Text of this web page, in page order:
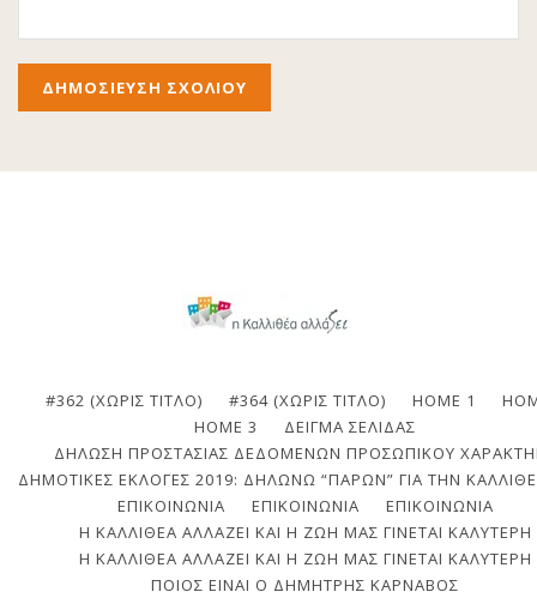
#362 (ΧΩΡΊΣ ΤΊΤΛΟ) #364 (ΧΩΡΊΣ ΤΊΤΛΟ) HOME 1
HOME 3
ΔΕΊΓΜΑ ΣΕΛΊΔΑΣ
ΔΉΛΩΣΗ ΠΡΟΣΤΑΣΊΑΣ ΔΕΔΟΜΈΝΩΝ ΠΡΟΣΩΠΙΚΟΎ
ΔΗΜΟΤΙΚΈΣ ΕΚΛΟΓΈΣ 2019: ΔΗΛΏΝΩ “ΠΑΡΏΝ” ΓΙΑ ΤΗΝ
ΕΠΙΚΟΙΝΩΝΙΑ
ΕΠΙΚΟΙΝΩΝΊΑ
ΕΠΙΚΟΙΝΩΝΊΑ
Η ΚΑΛΛΙΘΈΑ ΑΛΛΆΖΕΙ ΚΑΙ Η ΖΩΉ ΜΑΣ ΓΊΝΕΤΑΙ ΚΑΛΎΤΕΡΗ
Η ΚΑΛΛΙΘΈΑ ΑΛΛΆΖΕΙ ΚΑΙ Η ΖΩΉ ΜΑΣ ΓΊΝΕΤΑΙ ΚΑΛΎΤΕΡΗ
ΠΟΙΟΣ ΕΊΝΑΙ Ο ΔΗΜΉΤΡΗΣ ΚΆΡΝΑΒΟΣ